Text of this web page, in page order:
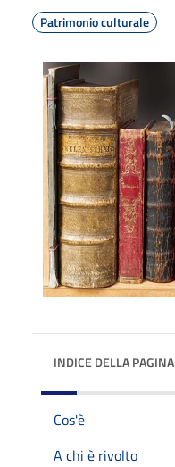
Patrimonio culturale
INDICE DELLA PAGINA
Cos'è
A chi è rivolto